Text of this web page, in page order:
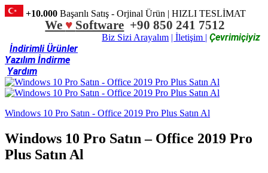
+10.000 Başarılı Satış - Orjinal Ürün | HIZLI TESLİMAT
We ♥ Software +90 850 241 7512
Biz Sizi Arayalım | İletişim | Çevrimiçiyiz
İndirimli Ürünler
Yazılım İndirme
Yardım
Windows 10 Pro Satın - Office 2019 Pro Plus Satın Al
Windows 10 Pro Satın – Office 2019 Pro
Plus Satın Al